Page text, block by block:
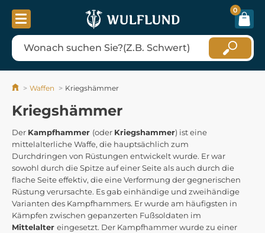
0
Waffen Kriegshämmer
Kriegshämmer
Der Kampfhammer (oder Kriegshammer) ist eine
mittelalterliche Waffe, die hauptsächlich zum
Durchdringen von Rüstungen entwickelt wurde. Er war
sowohl durch die Spitze auf einer Seite als auch durch die
flache Seite effektiv, die eine Verformung der gegnerischen
Rüstung verursachte. Es gab einhändige und zweihändige
Varianten des Kampfhammers. Er wurde am häufigsten in
Kämpfen zwischen gepanzerten Fußsoldaten im
Mittelalter eingesetzt. Der Kampfhammer wurde zu einer